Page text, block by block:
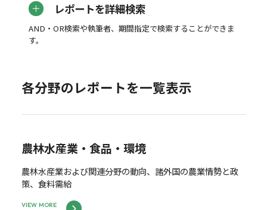
レポートを詳細検索
AND・OR検索や執筆者、期間指定で検索することができま
す。
各分野のレポートを一覧表示
農林水産業・食品・環境
農林水産業および関連分野の動向、諸外国の農業情勢と政
策、食料需給
VIEW MORE